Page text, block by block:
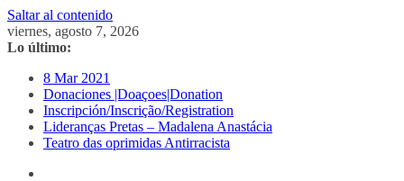
Saltar al contenido
viernes, agosto 7, 2026
Lo último:
8 Mar 2021
Donaciones |Doaçoes|Donation
Inscripción/Inscrição/Registration
Lideranças Pretas – Madalena Anastácia
Teatro das oprimidas Antirracista